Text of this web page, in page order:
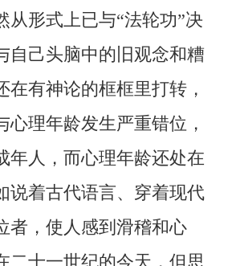
从形式上已与“法轮功”决
自己头脑中的旧观念和糟
在有神论的框框里打转，
心理年龄发生严重错位，
年人，而心理年龄还处在
说着古代语言、穿着现代
者，使人感到滑稽和心
二十一世纪的今天，但思